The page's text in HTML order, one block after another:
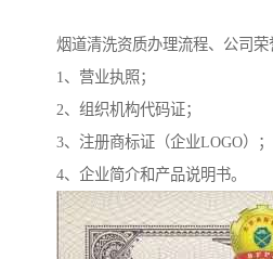
烟道清洗资质办理流程、公司荣
1、营业执照；
2、组织机构代码证；
3、注册商标证（企业LOGO）；
4、企业简介和产品说明书。